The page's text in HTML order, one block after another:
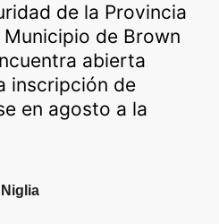
de la Provincia
de Brown
abierta
inscripción de
en agosto a la